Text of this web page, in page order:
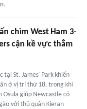
chìm West Ham 3-
cận kề vực thẳm
tại St. James' Park khiến
ở vị trí thứ 18, trong khi
Osula giúp Newcastle có
với thủ quân Kieran